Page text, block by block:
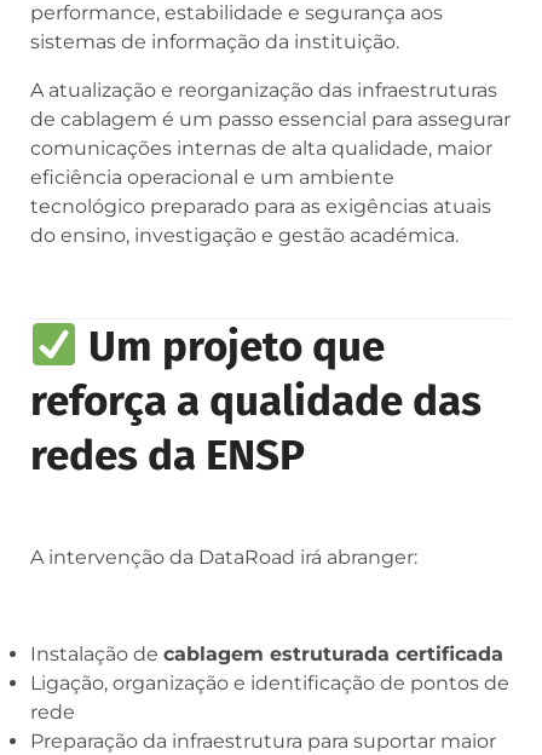
performance, estabilidade e segurança aos
sistemas de informação da instituição.
A atualização e reorganização das infraestruturas
de cablagem é um passo essencial para assegurar
comunicações internas de alta qualidade, maior
eficiência operacional e um ambiente
tecnológico preparado para as exigências atuais
do ensino, investigação e gestão académica.
Um projeto que
reforça a qualidade das
redes da ENSP
A intervenção da DataRoad irá abranger:
Instalação de cablagem estruturada certificada
Ligação, organização e identificação de pontos de
rede
Preparação da infraestrutura para suportar maior